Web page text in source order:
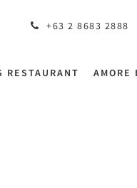
+63 2 8683 2888
RESTAURANT AMORE